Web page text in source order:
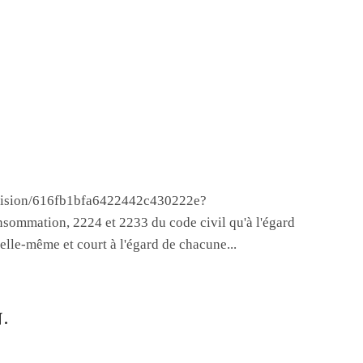
616fb1bfa6422442c430222e?
2224 et 2233 du code civil qu'à l'égard
même et court à l'égard de chacune...